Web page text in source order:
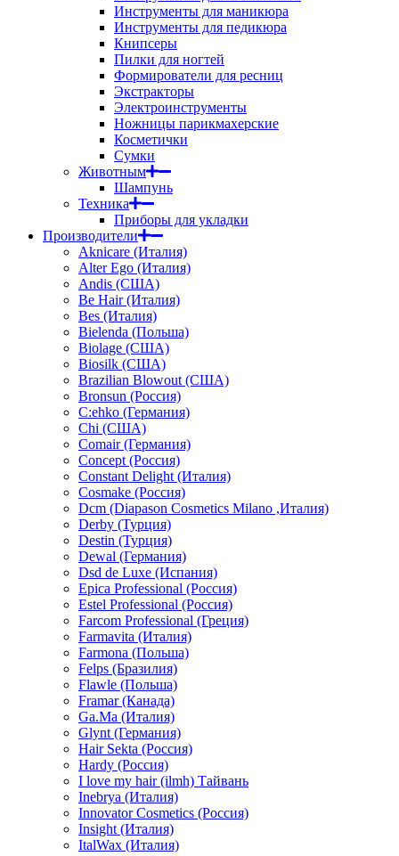
Инструменты для маникюра
Инструменты для педикюра
Книпсеры
Пилки для ногтей
Формирователи для ресниц
Экстракторы
Электроинструменты
Ножницы парикмахерские
Косметички
Сумки
Животным
Шампунь
Техника
Приборы для укладки
Производители
Aknicare (Италия)
Alter Ego (Италия)
Andis (США)
Be Hair (Италия)
Bes (Италия)
Bielenda (Польша)
Biolage (США)
Biosilk (США)
Brazilian Blowout (США)
Bronsun (Россия)
C:ehko (Германия)
Chi (США)
Comair (Германия)
Concept (Россия)
Constant Delight (Италия)
Cosmake (Россия)
Dcm (Diapason Cosmetics Milano ,Италия)
Derby (Турция)
Destin (Турция)
Dewal (Германия)
Dsd de Luxe (Испания)
Epica Professional (Россия)
Estel Professional (Россия)
Farcom Professional (Греция)
Farmavita (Италия)
Farmona (Польша)
Felps (Бразилия)
Flawle (Польша)
Framar (Канада)
Ga.Ma (Италия)
Glynt (Германия)
Hair Sekta (Россия)
Hardy (Россия)
I love my hair (ilmh) Тайвань
Inebrya (Италия)
Innovator Cosmetics (Россия)
Insight (Италия)
ItalWax (Италия)